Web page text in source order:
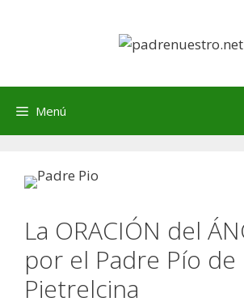
Menú
La ORACIÓN del
por el Padre Pío de
Pietrelcina